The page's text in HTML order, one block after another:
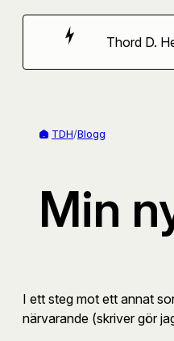
Hoppa
Thord D.
TDH/Blogg
Min
I ett steg mot ett annat
närvarande (skriver gör